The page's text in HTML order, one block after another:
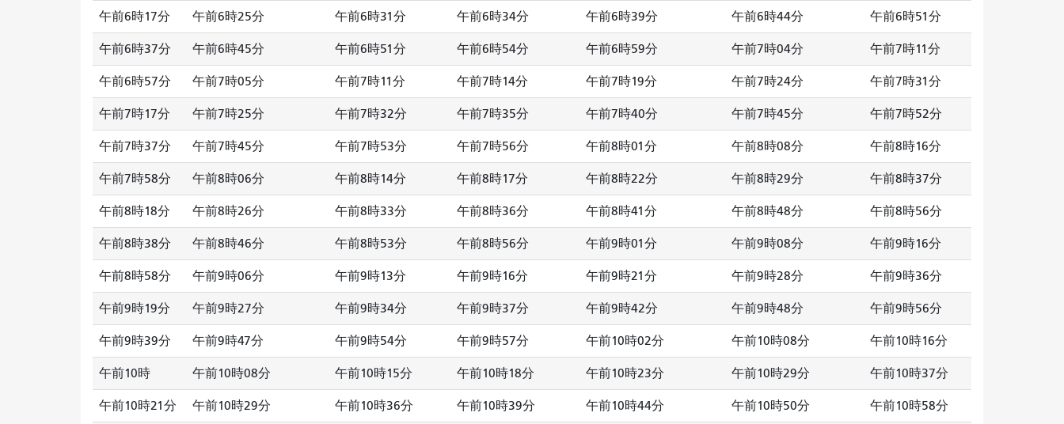
午前6時17分 午前6時25分 午前6時31分 午前6時34分 午前6時39分 午前6時44分 午前6時51分
午前6時37分 午前6時45分 午前6時51分 午前6時54分 午前6時59分 午前7時04分 午前7時11分
午前6時57分 午前7時05分 午前7時11分 午前7時14分 午前7時19分 午前7時24分 午前7時31分
午前7時17分 午前7時25分 午前7時32分 午前7時35分 午前7時40分 午前7時45分 午前7時52分
午前7時37分 午前7時45分 午前7時53分 午前7時56分 午前8時01分 午前8時08分 午前8時16分
午前7時58分 午前8時06分 午前8時14分 午前8時17分 午前8時22分 午前8時29分 午前8時37分
午前8時18分 午前8時26分 午前8時33分 午前8時36分 午前8時41分 午前8時48分 午前8時56分
午前8時38分 午前8時46分 午前8時53分 午前8時56分 午前9時01分 午前9時08分 午前9時16分
午前8時58分 午前9時06分 午前9時13分 午前9時16分 午前9時21分 午前9時28分 午前9時36分
午前9時19分 午前9時27分 午前9時34分 午前9時37分 午前9時42分 午前9時48分 午前9時56分
午前9時39分 午前9時47分 午前9時54分 午前9時57分 午前10時02分 午前10時08分 午前10時16分
午前10時 午前10時08分 午前10時15分 午前10時18分 午前10時23分 午前10時29分 午前10時37分
午前10時21分 午前10時29分 午前10時36分 午前10時39分 午前10時44分 午前10時50分 午前10時58分